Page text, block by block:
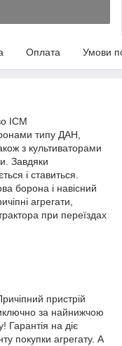
Оплата Умови
ІСМ
типу ДАН,
з культиваторами
Завдяки
і ставиться.
борона і навісний
агрегати,
при переїздах
пристрій
за найнижчою
Гарантія на діє
покупки агрегату. А